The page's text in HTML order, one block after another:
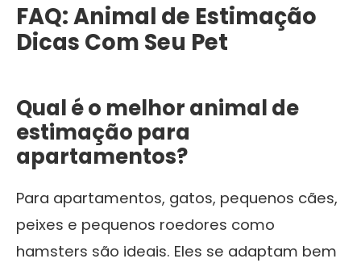
FAQ: Animal de Estimação
Dicas Com Seu Pet
Qual é o melhor animal de
estimação para
apartamentos?
Para apartamentos, gatos, pequenos cães,
peixes e pequenos roedores como
hamsters são ideais. Eles se adaptam bem